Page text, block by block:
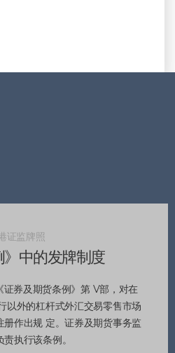
证监牌照
》中的发牌制度
券及期货条例》第 V部，对在
以外的杠杆式外汇交易零售市场
作出规 定。证券及期货事务监
执行该条例。